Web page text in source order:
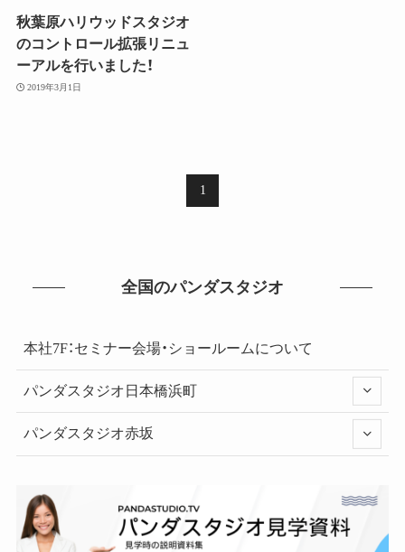
秋葉原ハリウッドスタジオ
のコントロール拡張リニュ
ーアルを行いました！
2019年3月1日
1
全国のパンダスタジオ
本社7F：セミナー会場・ショールームについて
パンダスタジオ日本橋浜町
パンダスタジオ赤坂